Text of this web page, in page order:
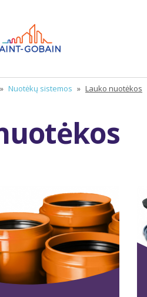
» Nuotėkų sistemos » Lauko nuotėkos